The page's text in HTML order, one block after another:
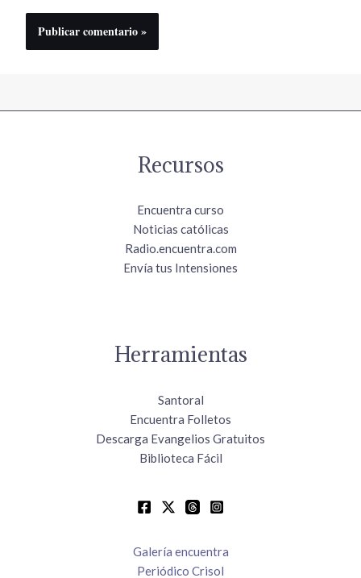
Recursos
Encuentra curso
Noticias católicas
Radio.encuentra.com
Envía tus Intensiones
Herramientas
Santoral
Encuentra Folletos
Descarga Evangelios Gratuitos
Biblioteca Fácil
Galería encuentra
Periódico Crisol